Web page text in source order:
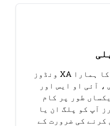
کنورٹر کو PAF کرنے کا ہمارا XA ونڈوز
، آئی او ایس اور
طور پر کام
آپ کو پلگ ان یا
کرنے کی ضرورت کے